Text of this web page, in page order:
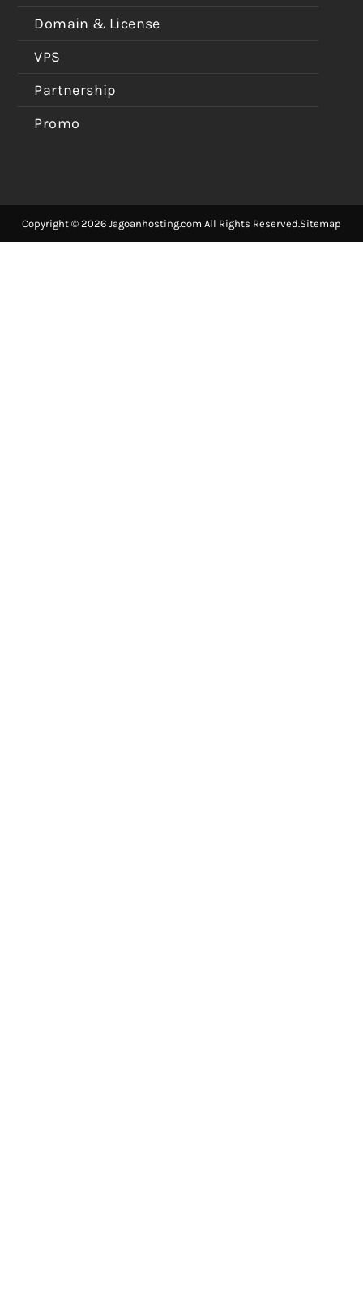
Domain & License
VPS
Partnership
Promo
Copyright © 2026 Jagoanhosting.com All Rights Reserved.Sitemap